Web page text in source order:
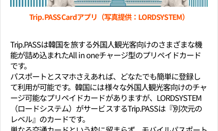
Trip.PASS Cardアプリ（写真提供：LORDSYSTEM）
Trip.PASSは韓国を旅する外国人観光客向けのさまざまな機
能が詰め込まれたAll in oneチャージ型のプリペイドカード
です。
パスポートとスマホさえあれば、どなたでも簡単に登録し
て利用が可能です。韓国には様々な外国人観光客向けのチャ
ージ可能なプリペイドカードがありますが、LORDSYSTEM
（ロードシステム）がサービスするTrip.PASSは『別次元の
レベル』のカードです。